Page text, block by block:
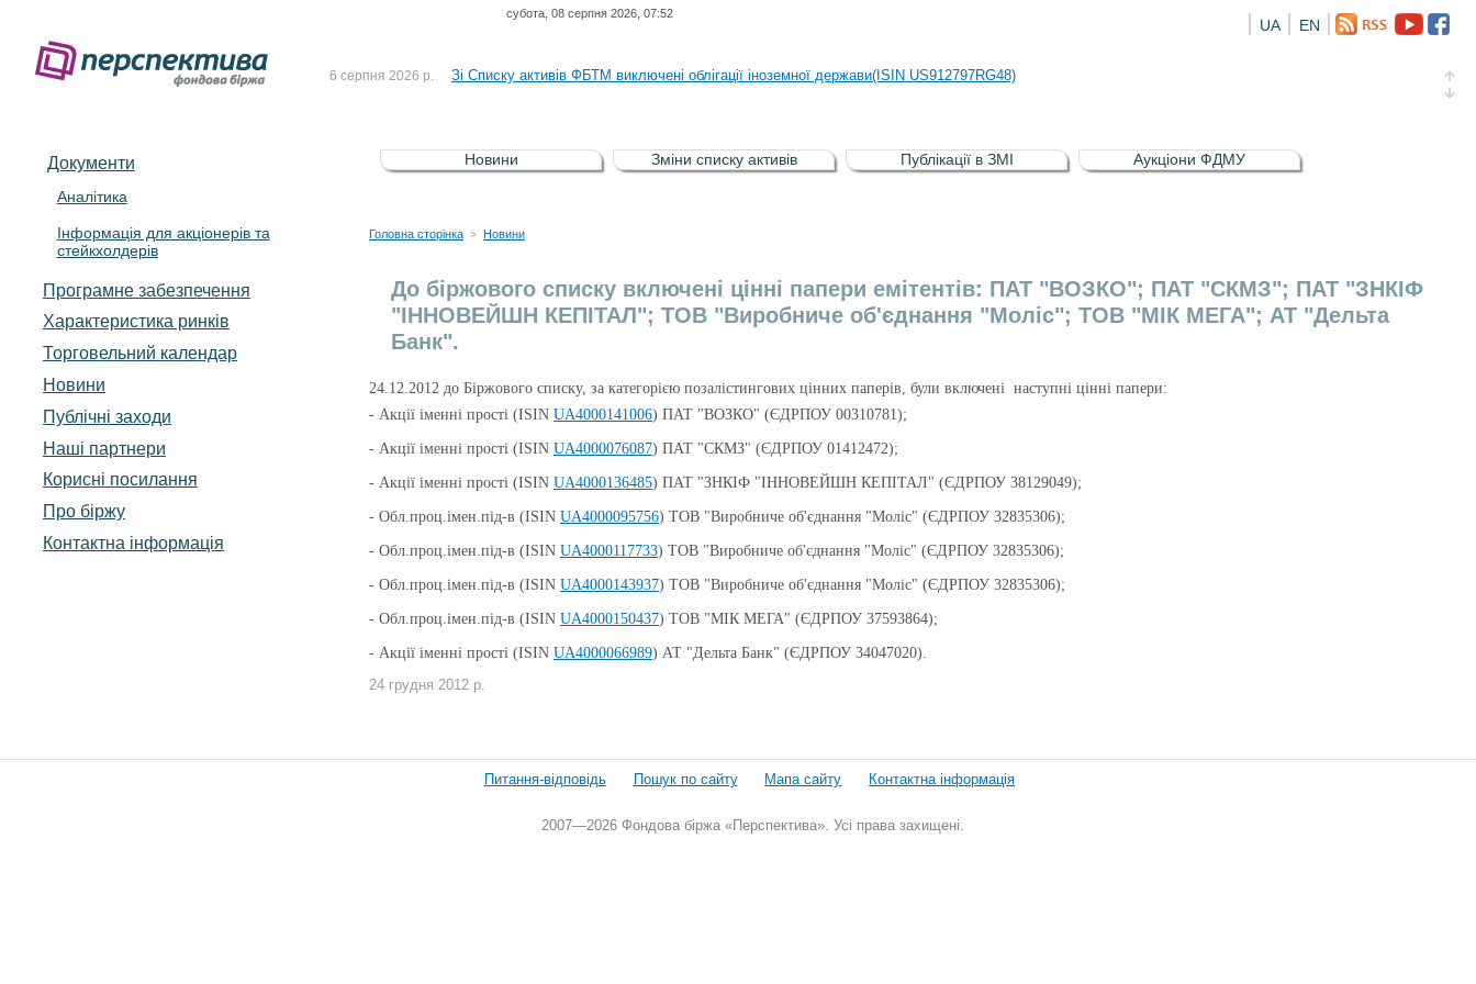
субота, 08 серпня 2026, 07:52
EN
UA
До Списку активів регульованого фондового ринку (РФР) включена Корпоративна облігація відсоткова електронна іменна (ISIN UA5000016726)
6 серпня 2026 р. Зі Списку активів ФБТМ виключені облігації іноземної держави(ISIN US912797RG48)
5 серпня 2026 р. Зі списку активів РФР виключені Облігація внутрішніх державних позик України (ISIN UA4000232607)
4 серпня 2026 р. До Списку активів регульованого фондового ринку (РФР) включена Корпоративна облігація відсоткова електронна іменна (ISIN UA5000016726)
Документи
Аналітика
Інформація для акціонерів та
стейкхолдерів
Програмне забезпечення
Характеристика pинків
Торговельний календар
Новини
Публічні заходи
Наші партнери
Корисні посилання
Про біржу
Контактна інформація
Новини Зміни списку активів Публікації в ЗМІ Аукціони ФДМУ
Головна сторінка > Новини
До біржового списку включені цінні папери емітентів: ПАТ "ВОЗКО"; ПАТ "СКМЗ"; ПАТ "ЗНКІФ
"ІННОВЕЙШН КЕПІТАЛ"; ТОВ "Виробниче об'єднання "Моліс"; ТОВ "МІК МЕГА"; АТ "Дельта
Банк".
24.12.2012 до Біржового списку, за категорією позалістингових цінних паперів, були включені наступні цінні папери:
- Акції іменні прості (ISIN UA4000141006) ПАТ "ВОЗКО" (ЄДРПОУ 00310781);
- Акції іменні прості (ISIN UA4000076087) ПАТ "СКМЗ" (ЄДРПОУ 01412472);
- Акції іменні прості (ISIN UA4000136485) ПАТ "ЗНКІФ "ІННОВЕЙШН КЕПІТАЛ" (ЄДРПОУ 38129049);
- Обл.проц.імен.під-в (ISIN UA4000095756) ТОВ "Виробниче об'єднання "Моліс" (ЄДРПОУ 32835306);
- Обл.проц.імен.під-в (ISIN UA4000117733) ТОВ "Виробниче об'єднання "Моліс" (ЄДРПОУ 32835306);
- Обл.проц.імен.під-в (ISIN UA4000143937) ТОВ "Виробниче об'єднання "Моліс" (ЄДРПОУ 32835306);
- Обл.проц.імен.під-в (ISIN UA4000150437) ТОВ "МІК МЕГА" (ЄДРПОУ 37593864);
- Акції іменні прості (ISIN UA4000066989) АТ "Дельта Банк" (ЄДРПОУ 34047020).
24 грудня 2012 р.
Питання-відповідь Пошук по сайту Мапа сайту Контактна інформація
2007—2026 Фондова біржа «Перспектива». Усі права захищені.